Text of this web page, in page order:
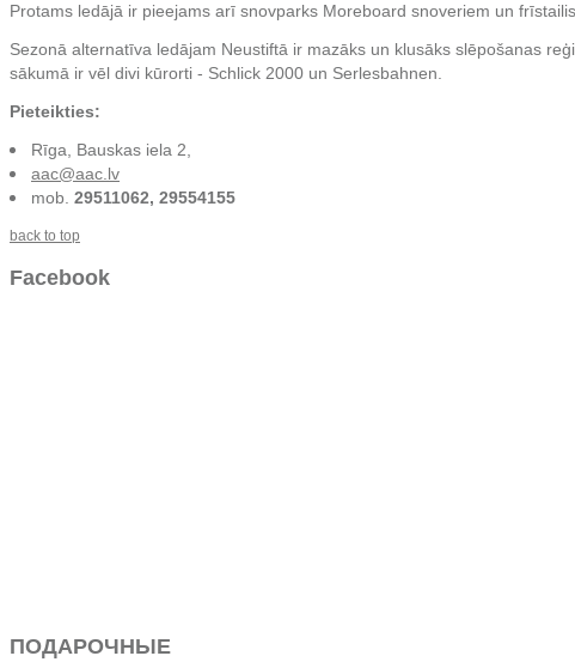
Protams ledājā ir pieejams arī snovparks Moreboard snoveriem un
Sezonā alternatīva ledājam Neustiftā ir mazāks un klusāks slēpošanas
sākumā ir vēl divi kūrorti - Schlick 2000 un Serlesbahnen.
Pieteikties:
Rīga, Bauskas iela 2,
aac@aac.lv
mob. 29511062, 29554155
back to top
Facebook
ПОДАРОЧНЫЕ